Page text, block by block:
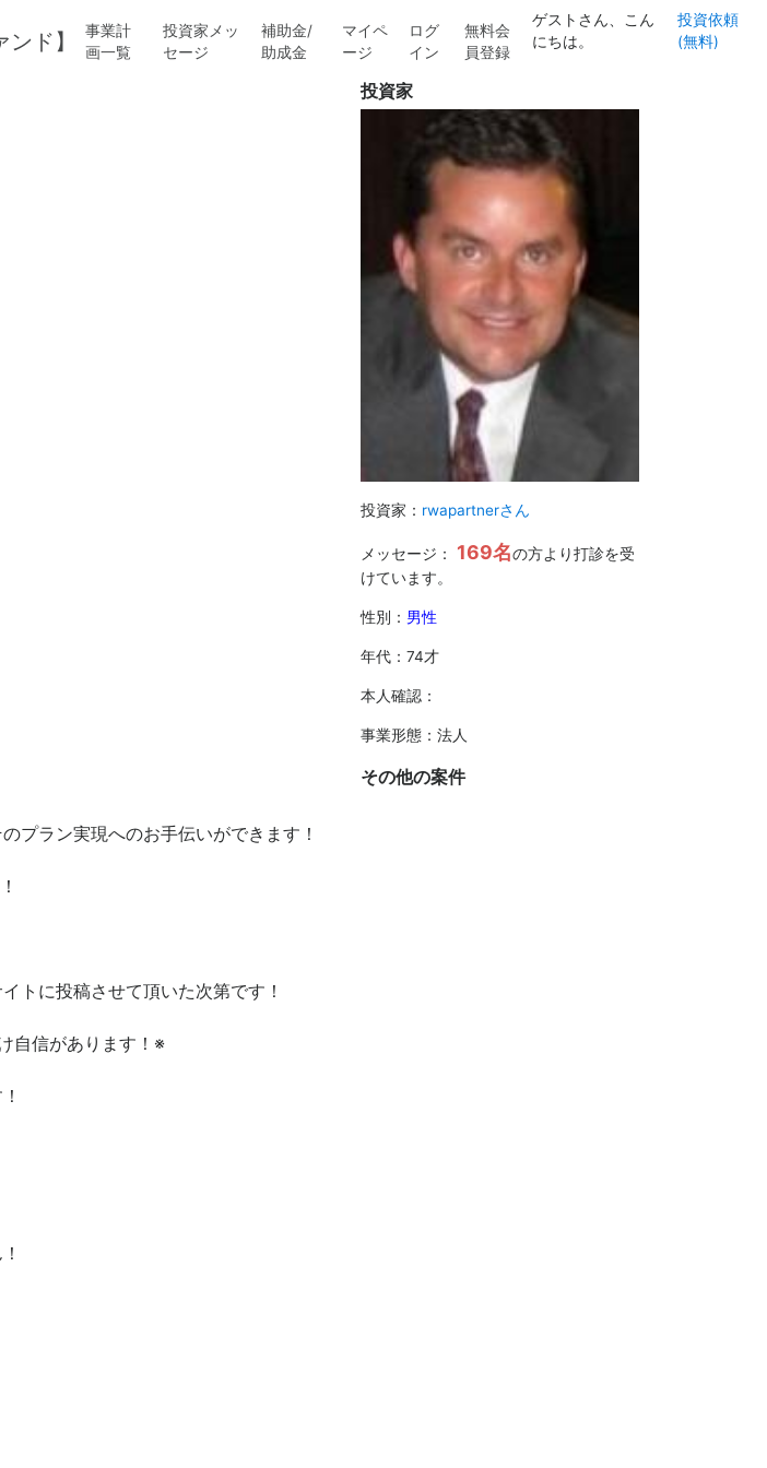
事業計
画一覧
投資家メッ
セージ
補助金/
助成金
マイペ
ージ
ログ
イン
無料会
員登録
ゲストさん、こん
にちは。
投資依頼
(無料)
プラン実現へのお手伝いができます！
トに投稿させて頂いた次第です！
自信があります！※
投資家
投資家： rwapartnerさん
メッセージ： 169名の方より打診を受
けています。
性別： 男性
年代：74才
本人確認：
事業形態：法人
その他の案件